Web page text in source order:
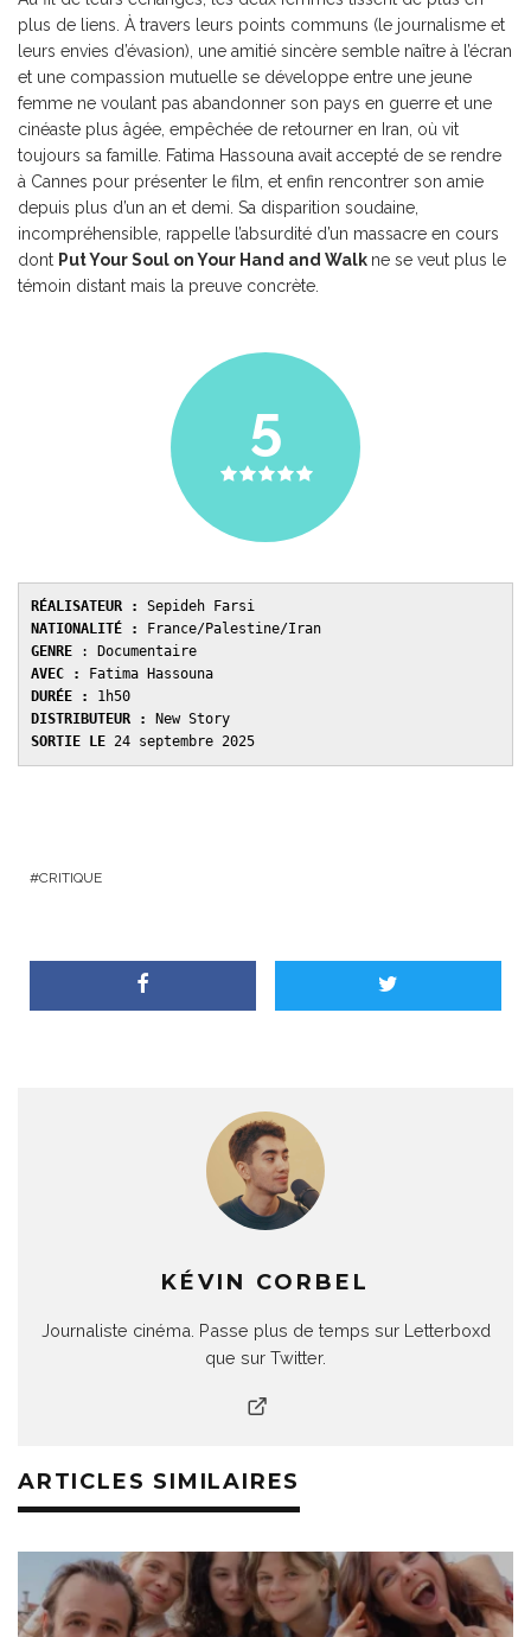
plus de liens. À travers leurs points communs (le journalisme et
leurs envies d’évasion), une amitié sincère semble naître à l’écran
et une compassion mutuelle se développe entre une jeune
femme ne voulant pas abandonner son pays en guerre et une
cinéaste plus âgée, empêchée de retourner en Iran, où vit
toujours sa famille. Fatima Hassouna avait accepté de se rendre
à Cannes pour présenter le film, et enfin rencontrer son amie
depuis plus d’un an et demi. Sa disparition soudaine,
incompréhensible, rappelle l’absurdité d’un massacre en cours
dont Put Your Soul on Your Hand and Walk ne se veut plus le
témoin distant mais la preuve concrète.
5
RÉALISATEUR :
NATIONALITÉ :
GENRE
AVEC :
DURÉE :
DISTRIBUTEUR :
SORTIE LE 24 septembre 2025
CRITIQUE
KÉVIN CORBEL
Journaliste cinéma. Passe plus de temps sur Letterboxd
que sur Twitter.
ARTICLES SIMILAIRES